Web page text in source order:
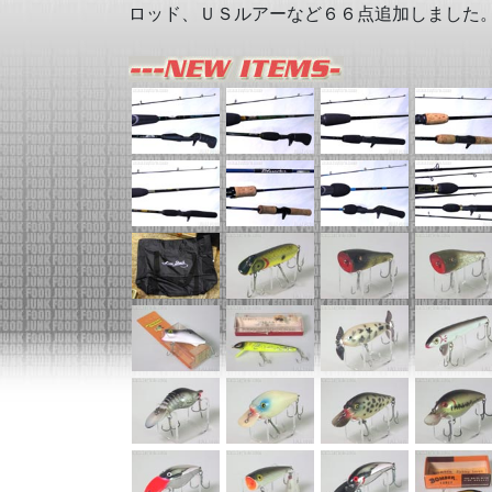
ロッド、ＵＳルアーなど６６点追加しました